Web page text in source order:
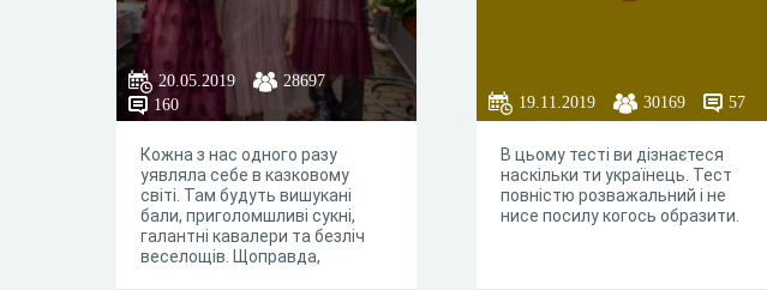
20.05.2019
28697
160
Кожна з нас одного разу
уявляла себе в казковому
світі. Там будуть вишукані
бали, приголомшливі сукні,
галантні кавалери та безліч
веселощів. Щоправда,
19.11.2019 30169 57
В цьому тесті ви дізнаєтеся
наскільки ти українець. Тест
повністю розважальний і не
нисе посилу когось образити.